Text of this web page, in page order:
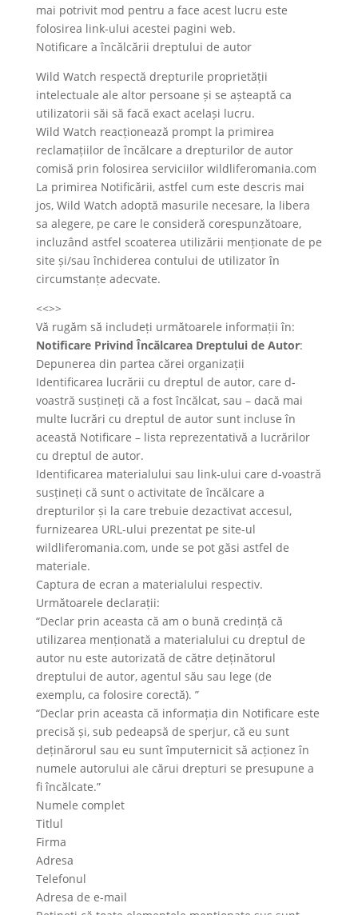
mai potrivit mod pentru a face acest lucru este
folosirea link-ului acestei pagini web.
Notificare a încălcării dreptului de autor
Wild Watch respectă drepturile proprietății
intelectuale ale altor persoane și se așteaptă ca
utilizatorii săi să facă exact același lucru.
Wild Watch reacționează prompt la primirea
reclamațiilor de încălcare a drepturilor de autor
comisă prin folosirea serviciilor wildliferomania.com
La primirea Notificării, astfel cum este descris mai
jos, Wild Watch adoptă masurile necesare, la libera
sa alegere, pe care le consideră corespunzătoare,
incluzând astfel scoaterea utilizării menționate de pe
site și/sau închiderea contului de utilizator în
circumstanțe adecvate.
<<>>
Vă rugăm să includeți următoarele informații în:
Notificare Privind Încălcarea Dreptului de Autor:
Depunerea din partea cărei organizații
Identificarea lucrării cu dreptul de autor, care d-
voastră susțineți că a fost încălcat, sau – dacă mai
multe lucrări cu dreptul de autor sunt incluse în
această Notificare – lista reprezentativă a lucrărilor
cu dreptul de autor.
Identificarea materialului sau link-ului care d-voastră
susțineți că sunt o activitate de încălcare a
drepturilor și la care trebuie dezactivat accesul,
furnizearea URL-ului prezentat pe site-ul
wildliferomania.com, unde se pot găsi astfel de
materiale.
Captura de ecran a materialului respectiv.
Următoarele declarații:
“Declar prin aceasta că am o bună credință că
utilizarea menționată a materialului cu dreptul de
autor nu este autorizată de către deținătorul
dreptului de autor, agentul său sau lege (de
exemplu, ca folosire corectă). ”
“Declar prin aceasta că informația din Notificare este
precisă și, sub pedeapsă de sperjur, că eu sunt
deținărorul sau eu sunt împuternicit să acționez în
numele autorului ale cărui drepturi se presupune a
fi încălcate.”
Numele complet
Titlul
Firma
Adresa
Telefonul
Adresa de e-mail